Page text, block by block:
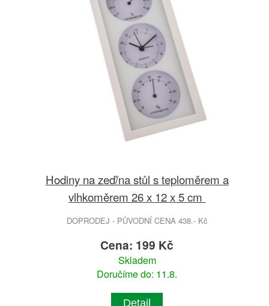
Hodiny na zeď/na stůl s teploměrem a
vlhkoměrem 26 x 12 x 5 cm
DOPRODEJ - PŮVODNÍ CENA 438.- Kč
Cena: 199 Kč
Skladem
Doručíme do: 11.8.
Detail